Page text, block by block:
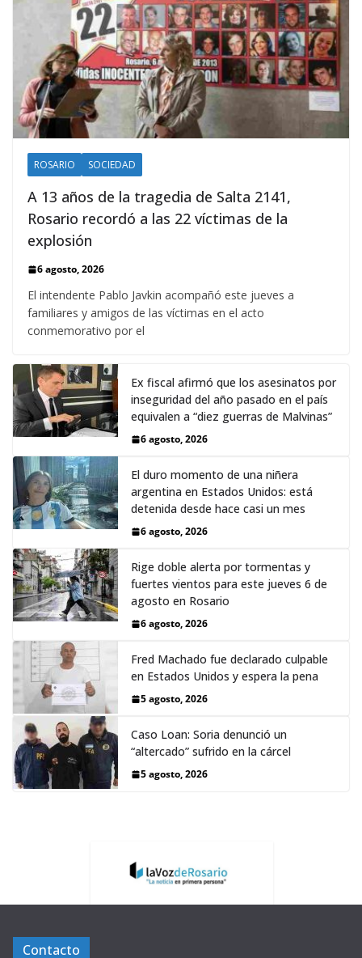
ROSARIO SOCIEDAD
A 13 años de la tragedia de Salta 2141,
Rosario recordó a las 22 víctimas de la
explosión
6 agosto, 2026
El intendente Pablo Javkin acompañó este jueves a
familiares y amigos de las víctimas en el acto
conmemorativo por el
Ex fiscal afirmó que los asesinatos por
inseguridad del año pasado en el país
equivalen a “diez guerras de Malvinas”
6 agosto, 2026
El duro momento de una niñera
argentina en Estados Unidos: está
detenida desde hace casi un mes
6 agosto, 2026
Rige doble alerta por tormentas y
fuertes vientos para este jueves 6 de
agosto en Rosario
6 agosto, 2026
Fred Machado fue declarado culpable
en Estados Unidos y espera la pena
5 agosto, 2026
Caso Loan: Soria denunció un
“altercado” sufrido en la cárcel
5 agosto, 2026
Contacto